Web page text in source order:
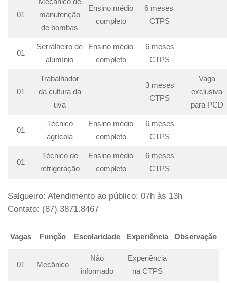
01
Mecânico de
manutenção
de bombas
Ensino médio
completo
6 meses
CTPS
01
Serralheiro de
alumínio
Ensino médio
completo
6 meses
CTPS
01
Trabalhador
da cultura da
uva
3 meses
CTPS
Vaga
exclusiva
para PCD
01
Técnico
agrícola
Ensino médio
completo
6 meses
CTPS
01
Técnico de
refrigeração
Ensino médio
completo
6 meses
CTPS
Salgueiro: Atendimento ao público: 07h às 13h
Contato: (87) 3871.8467
Vagas Função Escolaridade Experiência Observação
01 Mecânico
Não
informado
Experiência
na CTPS